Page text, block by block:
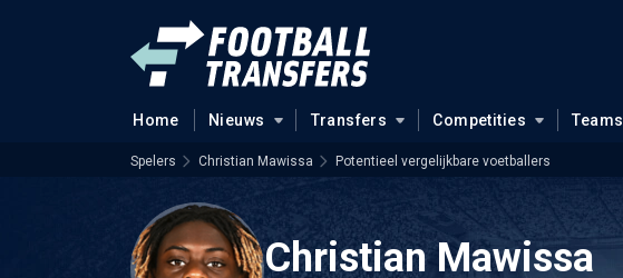
Home Nieuws Transfers Competities Teams
Spelers Christian Mawissa Potentieel vergelijkbare voetballers
Christian Mawissa